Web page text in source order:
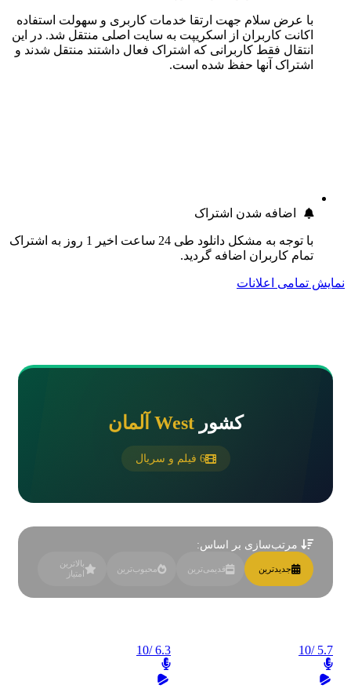
با عرض سلام جهت ارتقا خدمات کاربری و سهولت استفاده
اکانت کاربران از اسکریپت به سایت اصلی منتقل شد. در این
انتقال فقط کاربرانی که اشتراک فعال داشتند منتقل شدند و
اشتراک آنها حفظ شده است.
اضافه شدن اشتراک
با توجه به مشکل دانلود طی 24 ساعت اخیر 1 روز به اشتراک
تمام کاربران اضافه گردید.
نمایش تمامی اعلانات
کشور West آلمان
6 فیلم و سریال
مرتب‌سازی بر اساس:
جدیدترین قدیمی‌ترین محبوب‌ترین
بالاترین
امتیاز
5.7
/10
6.3
/10